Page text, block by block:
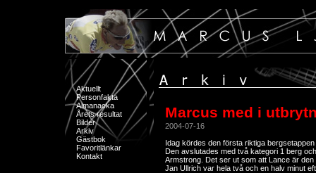
Aktuellt
Personfakta
Almanacka
Årets resultat
Bilder
Arkiv
Gästbok
Favoritlänkar
Kontakt
Marcus med i
2004-07-16
Idag kördes den första riktiga bergsetappen
Den avslutades med två kategori 1 berg
Armstrong. Det ser ut som att Lance är
Jan Ullrich var hela två och en halv minut